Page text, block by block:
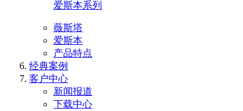
爱斯本系列
薇斯塔
爱斯本
产品特点
经典案例
客户中心
新闻报道
下载中心